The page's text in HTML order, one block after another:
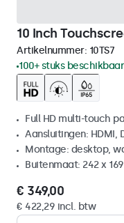
10 Inch
Artikelnummer: 10TS7
100+ stuks beschikbaar
Full HD multi-touch
Aansluitingen: HDMI,
Montage: desktop,
Buitenmaat: 242 x
€ 349,00
€ 422,29 incl. btw